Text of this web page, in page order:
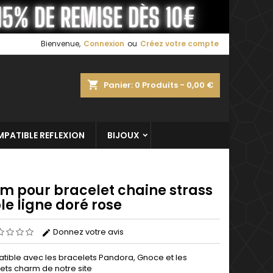
Bienvenue, Connexion ou Créez votre compte
shopping_cart Panier: 0 Produits - 0,00 €
REFLEXION BIJOUX
pour bracelet chaine strass
ligne doré rose
Donnez votre avis
avec les bracelets Pandora, Gnoce et les
charm de notre site